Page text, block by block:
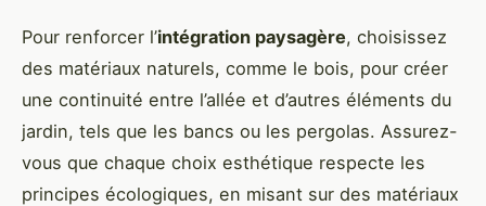
Pour renforcer l’intégration paysagère, choisissez
des matériaux naturels, comme le bois, pour créer
une continuité entre l’allée et d’autres éléments du
jardin, tels que les bancs ou les pergolas. Assurez-
vous que chaque choix esthétique respecte les
principes écologiques, en misant sur des matériaux